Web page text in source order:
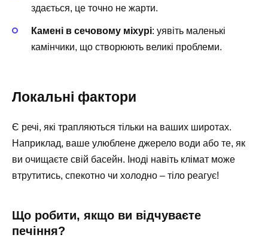
здається, це точно не жарти.
Камені в сечовому міхурі: уявіть маленькі
камінчики, що створюють великі проблеми.
Локальні фактори
Є речі, які трапляються тільки на ваших широтах.
Наприклад, ваше улюблене джерело води або те, як
ви очищаєте свій басейн. Іноді навіть клімат може
втрутитись, спекотно чи холодно – тіло реагує!
Що робити, якщо ви відчуваєте
печіння?